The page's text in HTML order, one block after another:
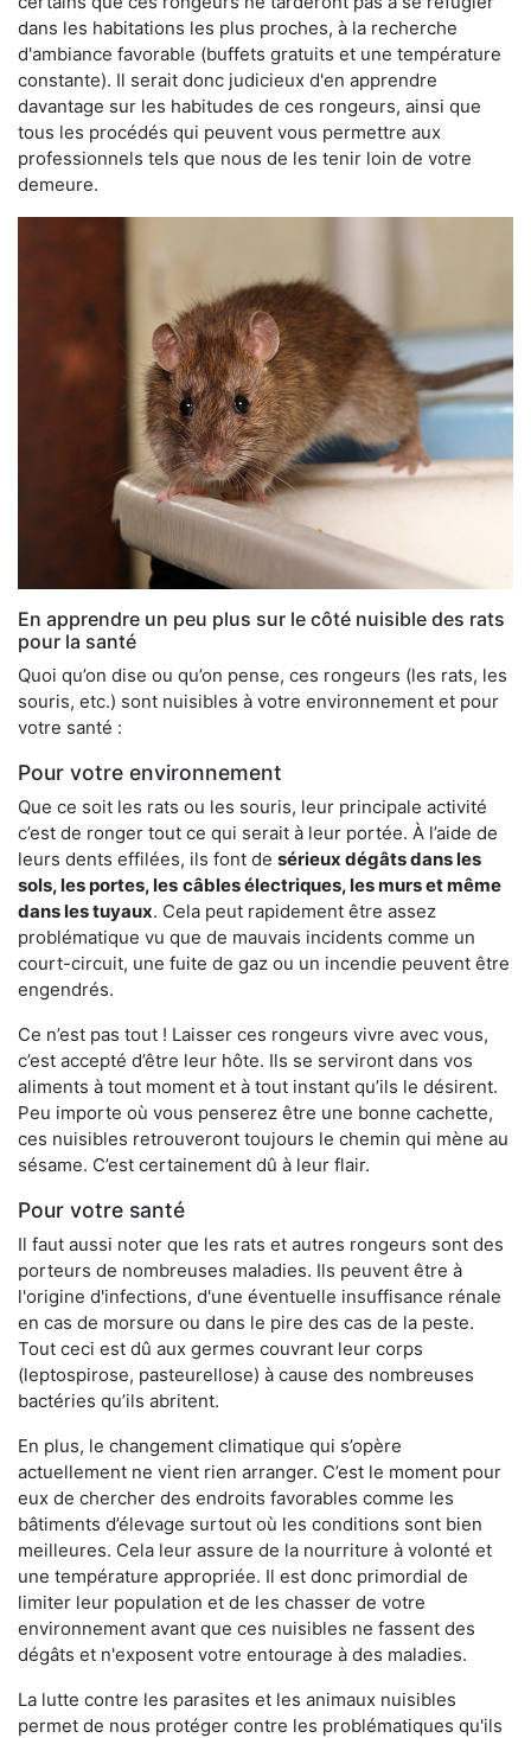
dans les habitations les plus proches, à la recherche
d'ambiance favorable (buffets gratuits et une température
constante). Il serait donc judicieux d'en apprendre
davantage sur les habitudes de ces rongeurs, ainsi que
tous les procédés qui peuvent vous permettre aux
professionnels tels que nous de les tenir loin de votre
demeure.
En apprendre un peu plus sur le côté nuisible des rats
pour la santé
Quoi qu’on dise ou qu’on pense, ces rongeurs (les rats, les
souris, etc.) sont nuisibles à votre environnement et pour
votre santé :
Pour votre environnement
Que ce soit les rats ou les souris, leur principale activité
c’est de ronger tout ce qui serait à leur portée. À l’aide de
leurs dents effilées, ils font de sérieux dégâts dans les
sols, les portes, les câbles électriques, les murs et même
dans les tuyaux. Cela peut rapidement être assez
problématique vu que de mauvais incidents comme un
court-circuit, une fuite de gaz ou un incendie peuvent être
engendrés.
Ce n’est pas tout ! Laisser ces rongeurs vivre avec vous,
c’est accepté d’être leur hôte. Ils se serviront dans vos
aliments à tout moment et à tout instant qu’ils le désirent.
Peu importe où vous penserez être une bonne cachette,
ces nuisibles retrouveront toujours le chemin qui mène au
sésame. C’est certainement dû à leur flair.
Pour votre santé
Il faut aussi noter que les rats et autres rongeurs sont des
porteurs de nombreuses maladies. Ils peuvent être à
l'origine d'infections, d'une éventuelle insuffisance rénale
en cas de morsure ou dans le pire des cas de la peste.
Tout ceci est dû aux germes couvrant leur corps
(leptospirose, pasteurellose) à cause des nombreuses
bactéries qu’ils abritent.
En plus, le changement climatique qui s’opère
actuellement ne vient rien arranger. C’est le moment pour
eux de chercher des endroits favorables comme les
bâtiments d’élevage surtout où les conditions sont bien
meilleures. Cela leur assure de la nourriture à volonté et
une température appropriée. Il est donc primordial de
limiter leur population et de les chasser de votre
environnement avant que ces nuisibles ne fassent des
dégâts et n'exposent votre entourage à des maladies.
La lutte contre les parasites et les animaux nuisibles
permet de nous protéger contre les problématiques qu'ils